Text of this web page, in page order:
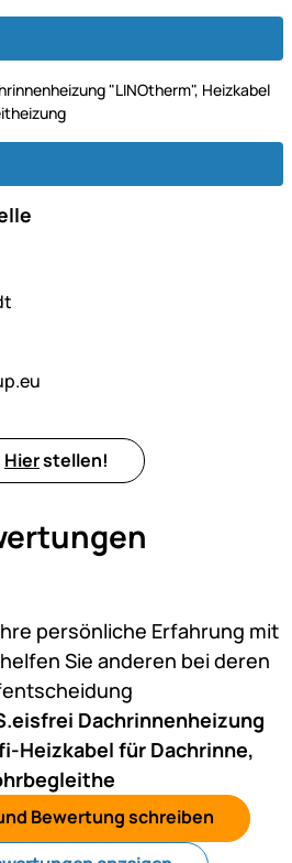
"LINOtherm", Heizkabel
Hierstellen!
persönliche Erfahrung mit
Sie anderen bei deren
Dachrinnenheizung
Heizkabel für Dachrinne,
Bewertung schreiben